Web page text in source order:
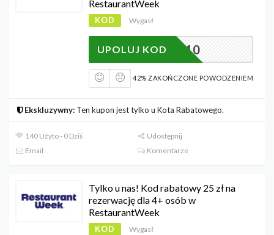
RestaurantWeek
KOD Wygasł
KOT2610
UPOLUJ KOD
42% ZAKOŃCZONE POWODZENIEM
Ekskluzywny: Ten kupon jest tylko u Kota Rabatowego.
140 Użyto - 0 Dziś
Udostępnij
Email
Komentarze
Tylko u nas! Kod rabatowy 25 zł na
rezerwację dla 4+ osób w
RestaurantWeek
KOD Wygasł